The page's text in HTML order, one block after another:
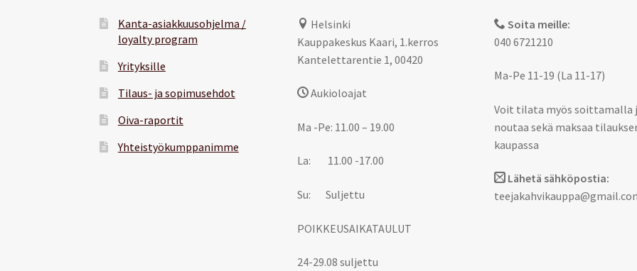
Kanta-asiakkuusohjelma /
loyalty program
Yrityksille
Tilaus- ja sopimusehdot
Oiva-raportit
Yhteistyökumppanimme
Helsinki
Kauppakeskus Kaari, 1.kerros
Kantelettarentie 1, 00420
Aukioloajat
Ma -Pe: 11.00 – 19.00
La: 11.00 -17.00
Su: Suljettu
POIKKEUSAIKATAULUT
24-29.08 suljettu
Soita meille:
040 6721210
Ma-Pe 11-19 (La 11-17)
Voit tilata myös soittamalla
noutaa sekä maksaa
kaupassa
Lähetä sähköpostia: